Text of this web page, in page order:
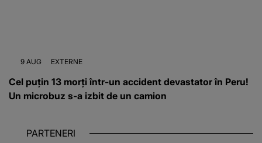
9 AUG EXTERNE
Cel puțin 13 morți într-un accident devastator în Peru!
Un microbuz s-a izbit de un camion
PARTENERI